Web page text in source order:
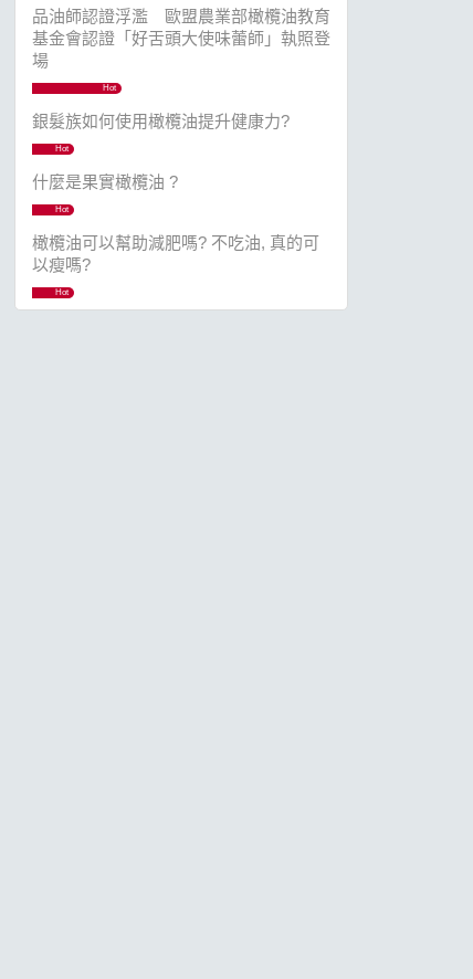
品油師認證浮濫 歐盟農業部橄欖油教育
基金會認證「好舌頭大使味蕾師」執照登
場
Hot
銀髮族如何使用橄欖油提升健康力?
Hot
什麼是果實橄欖油 ?
Hot
橄欖油可以幫助減肥嗎? 不吃油, 真的可
以瘦嗎?
Hot